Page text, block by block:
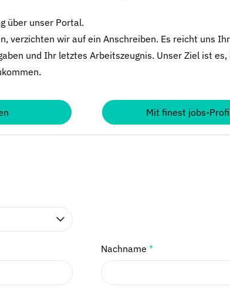
über unser Portal.
verzichten wir auf ein Anschreiben. Es reicht uns
und Ihr letztes Arbeitszeugnis. Unser Ziel ist es,
Mit finest jobs-
Nachname *